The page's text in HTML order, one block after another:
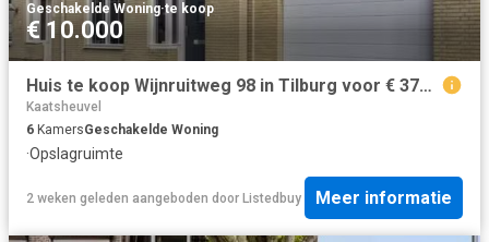
Geschakelde Woning·te koop
€ 10.000
Huis te koop Wijnruitweg 98 in Tilburg voor € 375.000
Kaatsheuvel
6 KamersGeschakelde Woning
·Opslagruimte
2 weken geleden aangeboden door Listedbuy Meer informatie